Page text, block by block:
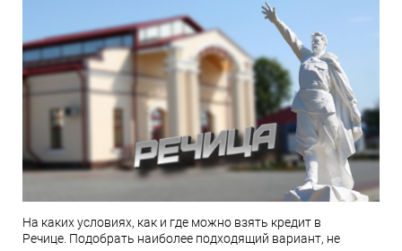
На каких условиях, как и где можно взять кредит в
Речице. Подобрать наиболее подходящий вариант, не